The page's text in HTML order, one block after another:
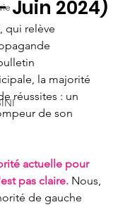
Juin 2024)
qui relève
la majorité
réussites : un
de son
actuelle pour
pas claire. Nous,
de gauche